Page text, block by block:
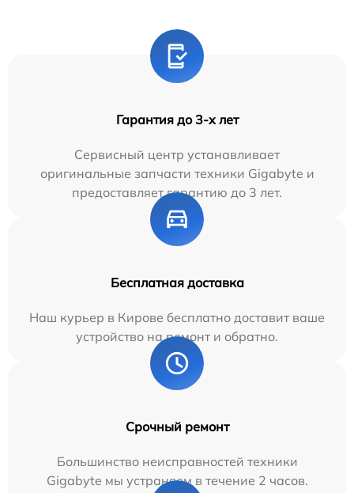
Гарантия до 3-х лет
Сервисный центр устанавливает
оригинальные запчасти техники Gigabyte и
предоставляет гарантию до 3 лет.
Бесплатная доставка
Наш курьер в Кирове бесплатно доставит ваше
устройство на ремонт и обратно.
Срочный ремонт
Большинство неисправностей техники
Gigabyte мы устраняем в течение 2 часов.